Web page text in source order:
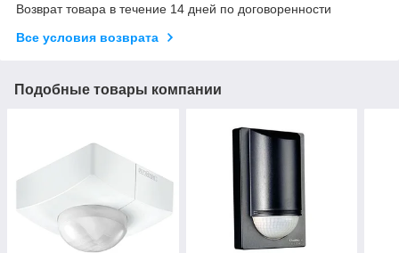
Возврат товара в течение 14 дней по договоренности
Все условия возврата
Подобные товары компании